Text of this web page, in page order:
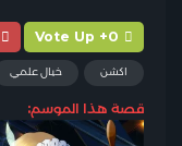
Vote Up +0
اكشن خيال علمي
قصة هذا الموسم: